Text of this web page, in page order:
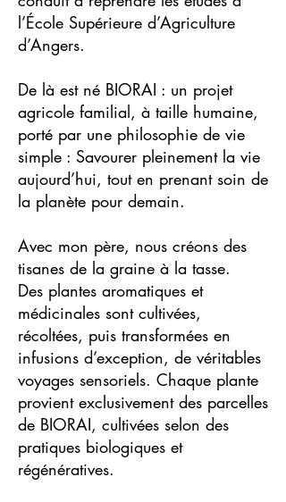
l’École Supérieure d’Agriculture
d’Angers.
De là est né BIORAI : un projet
agricole familial, à taille humaine,
porté par une philosophie de vie
simple : Savourer pleinement la vie
aujourd’hui, tout en prenant soin de
la planète pour demain.
Avec mon père, nous créons des
tisanes de la graine à la tasse.
Des plantes aromatiques et
médicinales sont cultivées,
récoltées, puis transformées en
infusions d’exception, de véritables
voyages sensoriels. Chaque plante
provient exclusivement des parcelles
de BIORAI, cultivées selon des
pratiques biologiques et
régénératives.